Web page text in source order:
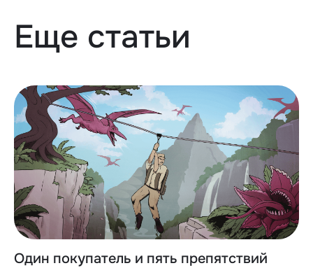
Еще статьи
Один покупатель и пять препятствий